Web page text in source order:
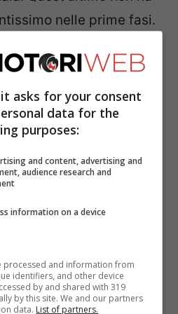
nelle prime fasi.
dalla zona punti per
La Yamaha nella
tra asciutto –
fatto, storicamente,
Bagnaia, invece, ha
che è rimasto
scivolando
retrovie.
pessimi, ma è
perché Aleix
scontare un long lap
asks for your consent
data for the
purposes:
and content, advertising and
audience research and
information on a device
processed and information from
identifiers, and other device
by and shared with 319
by this site. We and our partners
data. List of partners.